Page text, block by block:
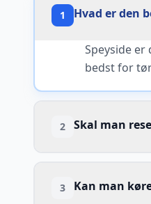
1 Hvad er den
Speyside
bedst for
2 Skal man
3 Kan man